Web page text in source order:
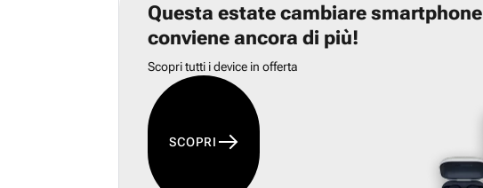
Questa estate cambiare smartphone
conviene ancora di più!
Scopri tutti i device in offerta
SCOPRI